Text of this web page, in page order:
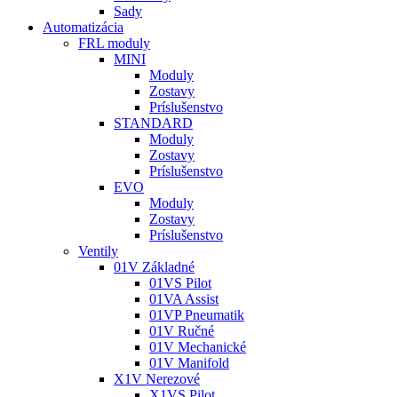
Sady
Automatizácia
FRL moduly
MINI
Moduly
Zostavy
Príslušenstvo
STANDARD
Moduly
Zostavy
Príslušenstvo
EVO
Moduly
Zostavy
Príslušenstvo
Ventily
01V Základné
01VS Pilot
01VA Assist
01VP Pneumatik
01V Ručné
01V Mechanické
01V Manifold
X1V Nerezové